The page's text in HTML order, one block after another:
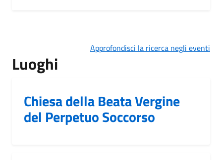
Approfondisci la ricerca negli eventi
Luoghi
Chiesa della Beata Vergine
del Perpetuo Soccorso